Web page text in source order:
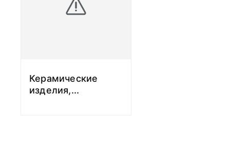
Керамические
изделия,...